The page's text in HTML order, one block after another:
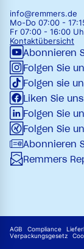
info@remmers.de
Mo-Do 07:00 -
Fr 07:00 - 16:00
Kontaktübersicht
Abonnieren
Folgen Sie
Folgen sie
Liken Sie
Folgen Sie
Folgen Sie
Abonnieren
Remmers
AGB Compliance
Verpackungsgesetz